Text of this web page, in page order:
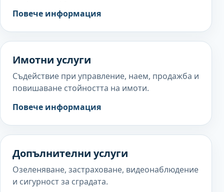
Повече информация
Имотни услуги
Съдействие при управление, наем, продажба и
повишаване стойността на имоти.
Повече информация
Допълнителни услуги
Озеленяване, застраховане, видеонаблюдение
и сигурност за сградата.